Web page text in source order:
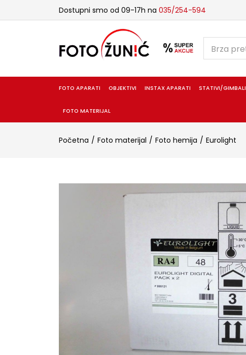
Dostupni smo od 09-17h na 035/254-594
FOTO APARATI OBJEKTIVI INSTAX APARATI STATIVI/GIMBALI
FOTO MATERIJAL
Početna Foto materijal Foto hemija Eurolight